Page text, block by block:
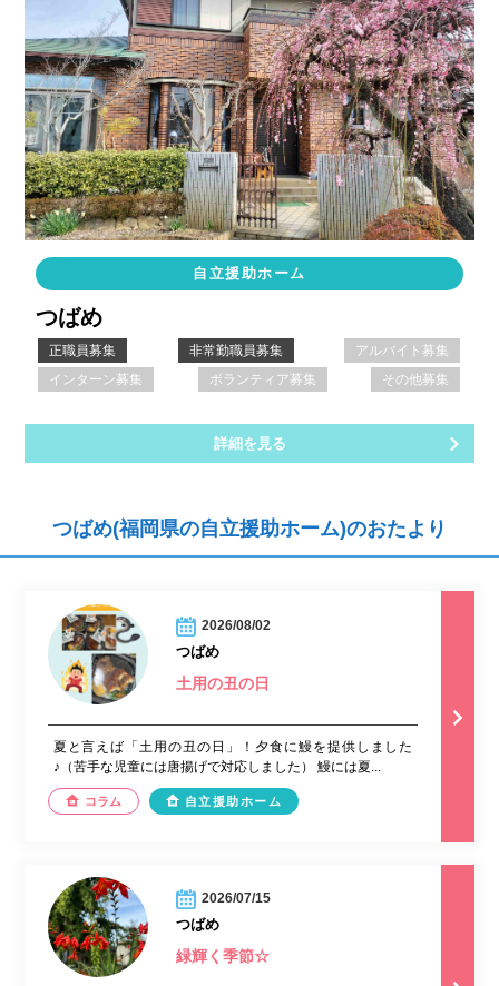
自立援助ホーム
つばめ
正職員募集 非常勤職員募集
アルバイト募集
インターン募集
ボランティア募集 その他募集
詳細を見る
つばめ(福岡県の自立援助ホーム)のおたより
2026/08/02
つばめ
土用の丑の日
夏と言えば「土用の丑の日」！夕食に鰻を提供しました
♪（苦手な児童には唐揚げで対応しました） 鰻には夏...
コラム 自立援助ホーム
2026/07/15
つばめ
緑輝く季節☆